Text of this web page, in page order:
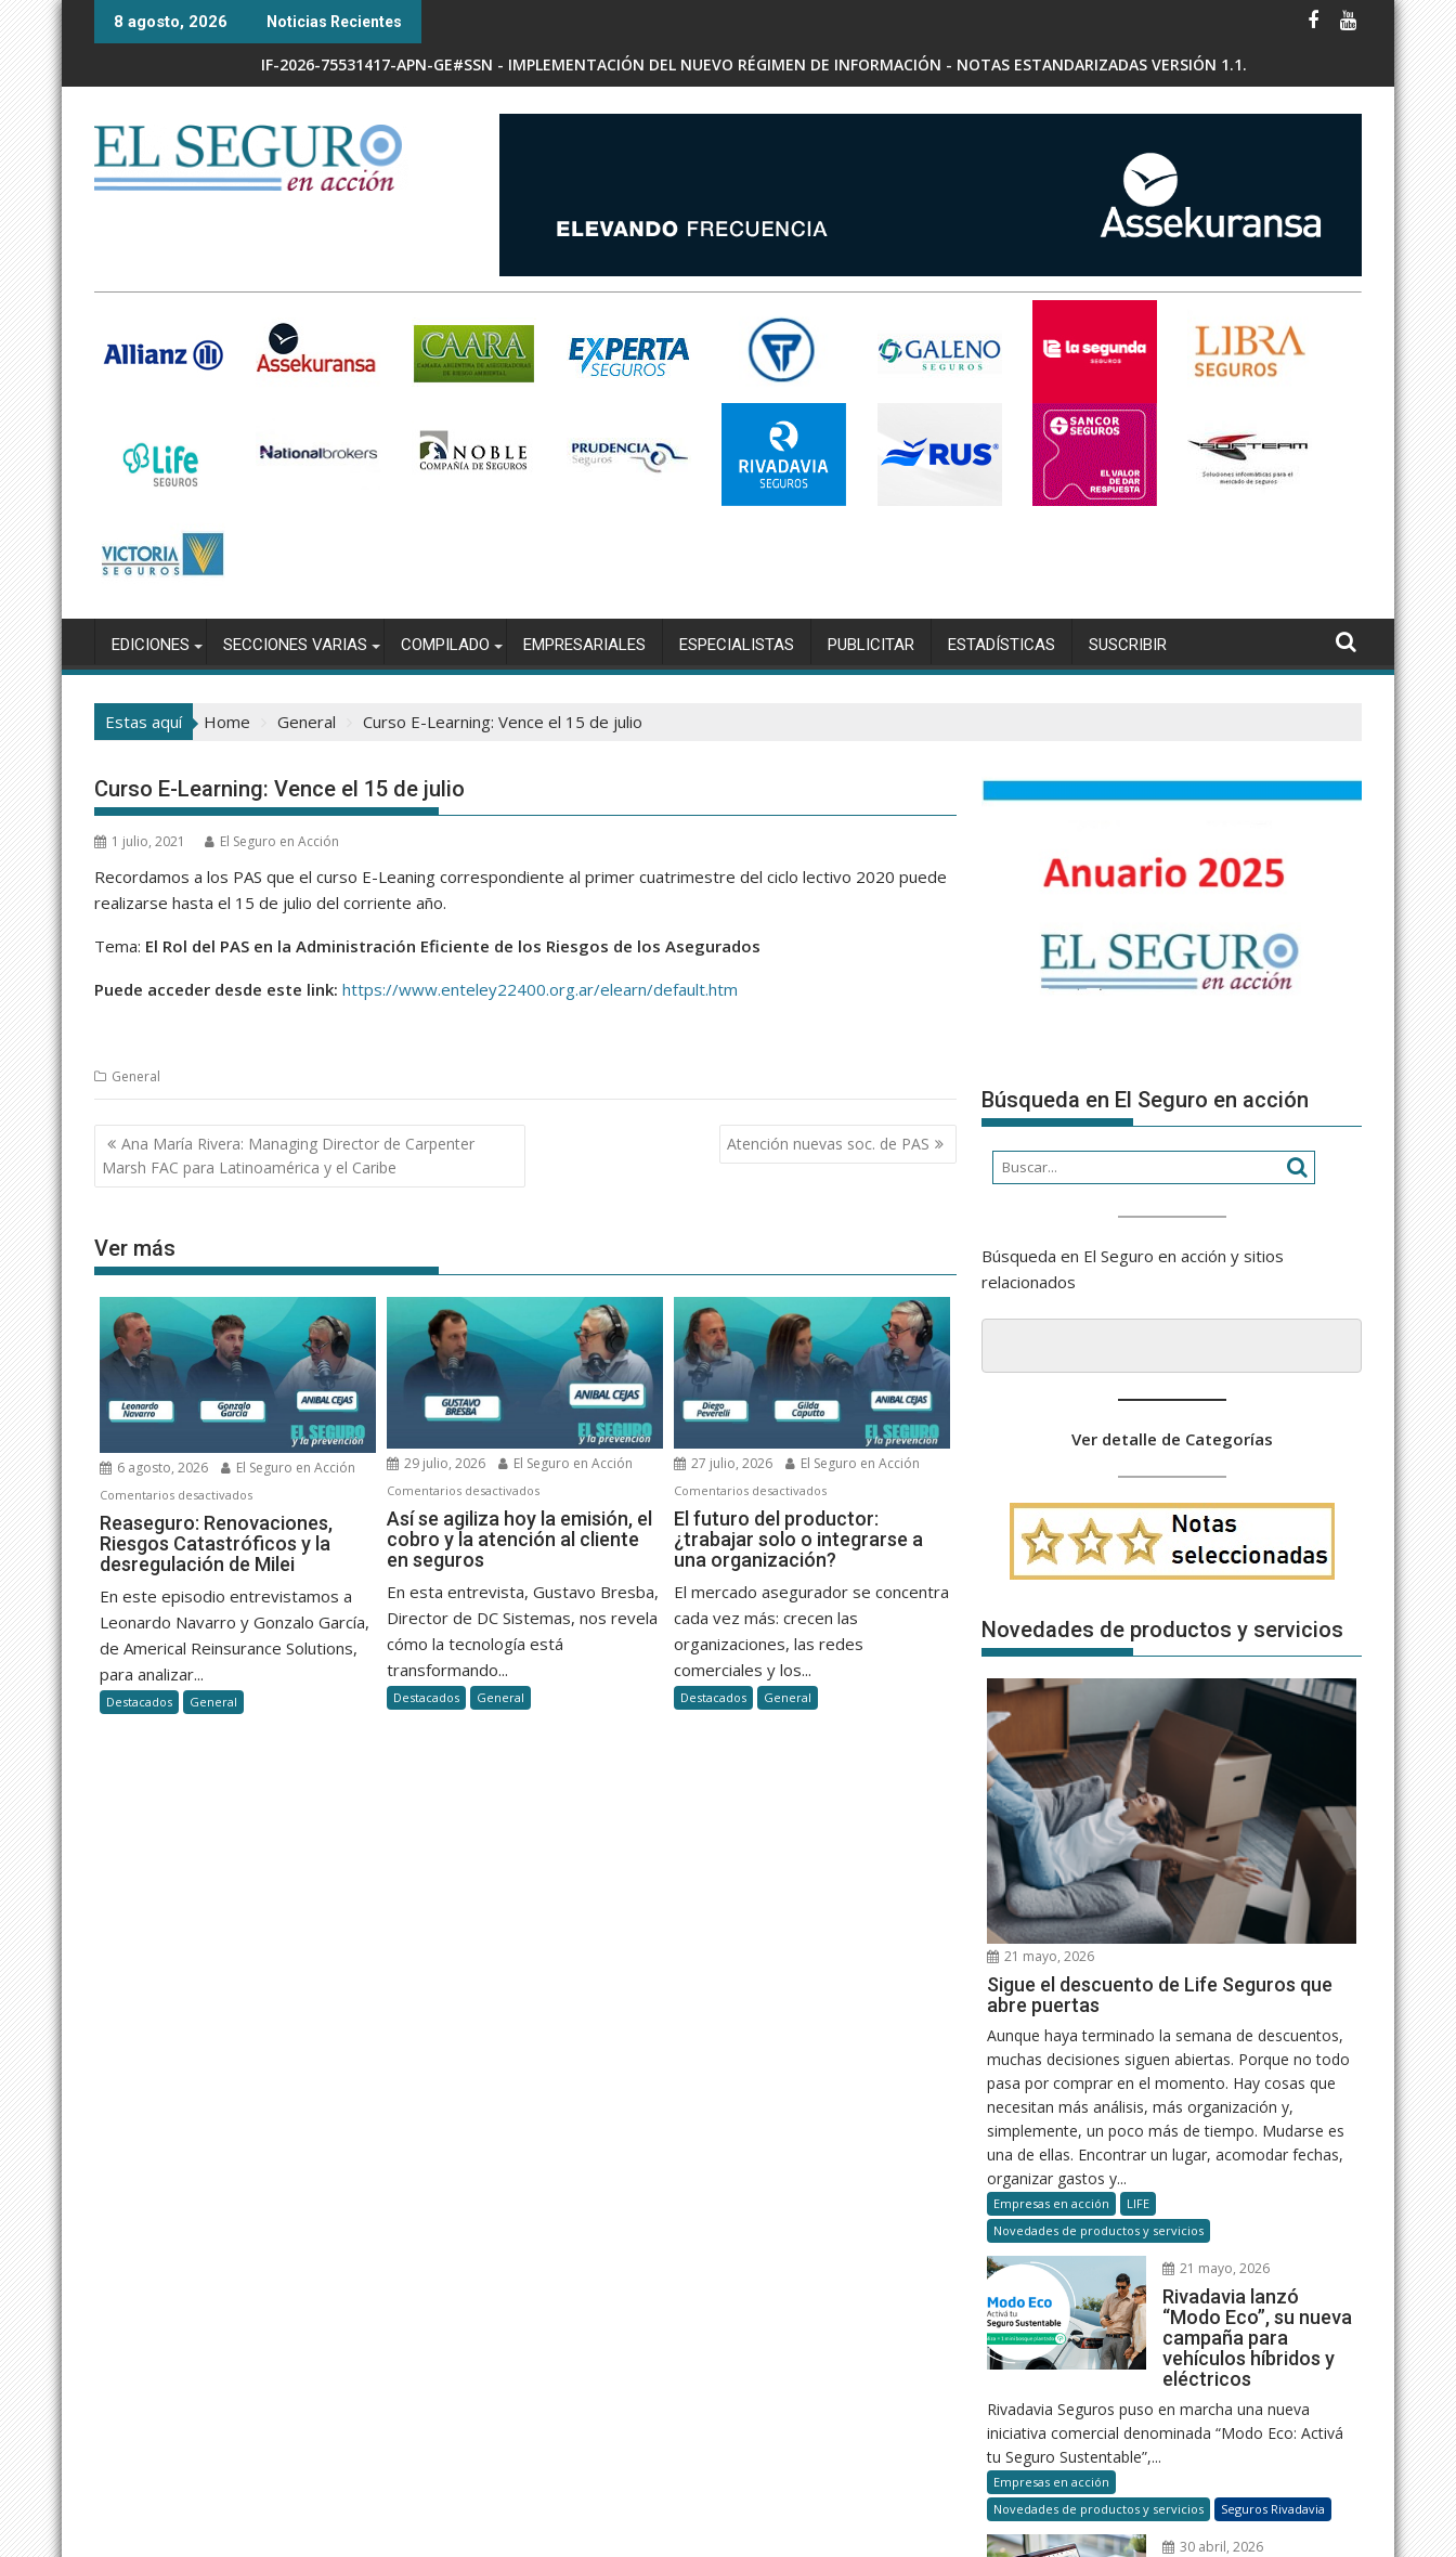
Skip
8 agosto, 2026 Noticias Recientes
IF-2026-75531417-APN-GE#SSN - IMPLEMENTACIÓN DEL NUEVO RÉGIMEN DE INFORMACIÓN - NOTAS ESTANDARIZADAS VERSIÓN 1.1.
EDICIONES SECCIONES VARIAS COMPILADO EMPRESARIALES ESPECIALISTAS PUBLICITAR ESTADÍSTICAS SUSCRIBIR
Estas aquí Home General Curso E-Learning: Vence el 15 de julio
Curso E-Learning: Vence el 15 de julio
1 julio, 2021 El Seguro en Acción
Recordamos a los PAS que el curso E-Leaning correspondiente al primer cuatrimestre del ciclo lectivo 2020 puede
realizarse hasta el 15 de julio del corriente año.
Tema: El Rol del PAS en la Administración Eficiente de los Riesgos de los Asegurados
Puede acceder desde este link: https://www.enteley22400.org.ar/elearn/default.htm
General
Navegación
de
entradas
Ana María Rivera: Managing Director de Carpenter
Marsh FAC para Latinoamérica y el Caribe
Atención nuevas soc. de PAS
Ver más
6 agosto, 2026 El Seguro en Acción
Comentarios desactivadosen
Reaseguro:
Renovaciones,
Riesgos
Catastróficos
Reaseguro: Renovaciones,
Riesgos Catastróficos y la
desregulación de Milei
En este episodio entrevistamos a
Leonardo Navarro y Gonzalo García,
de Americal Reinsurance Solutions,
para analizar...
Destacados General
29 julio, 2026 El Seguro en Acción
Comentarios desactivadosen
Así
se
hoy
Así se agiliza hoy la emisión, el
cobro y la atención al cliente
en seguros
En esta entrevista, Gustavo Bresba,
Director de DC Sistemas, nos revela
cómo la tecnología está
transformando...
Destacados General
27 julio, 2026 El Seguro en Acción
Comentarios desactivadosen
El
futuro
del
productor:
¿trabajar
El futuro del productor:
¿trabajar solo o integrarse a
una organización?
El mercado asegurador se concentra
cada vez más: crecen las
organizaciones, las redes
comerciales y los...
Destacados General
Búsqueda en El Seguro en acción
Búsqueda en El Seguro en acción y sitios
relacionados
Ver detalle de Categorías
Novedades de productos y servicios
21 mayo, 2026
Sigue el descuento de Life Seguros que
abre puertas
Aunque haya terminado la semana de descuentos,
muchas decisiones siguen abiertas. Porque no todo
pasa por comprar en el momento. Hay cosas que
necesitan más análisis, más organización y,
simplemente, un poco más de tiempo. Mudarse es
una de ellas. Encontrar un lugar, acomodar fechas,
organizar gastos y...
Empresas en acción
LIFE
Novedades de productos y servicios
21 mayo, 2026
Rivadavia lanzó
“Modo Eco”, su nueva
campaña para
vehículos híbridos y
eléctricos
Rivadavia Seguros puso en marcha una nueva
iniciativa comercial denominada “Modo Eco: Activá
tu Seguro Sustentable”,...
Empresas en acción
Novedades de productos y servicios
Seguros Rivadavia
30 abril, 2026